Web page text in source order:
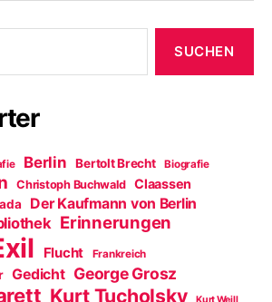
Berlin Bertolt Brecht Biografie
Christoph Buchwald Claassen
Der Kaufmann von Berlin
Erinnerungen
Flucht Frankreich
Gedicht George Grosz
Kurt Tucholsky Kurt Weill